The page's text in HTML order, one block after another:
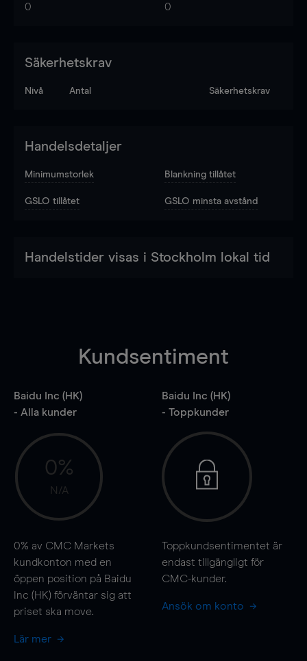
0 0
Säkerhetskrav
Nivå Antal Säkerhetskrav
Handelsdetaljer
Minimumstorlek Blankning tillåtet
GSLO tillåtet GSLO minsta avstånd
Handelstider visas i Stockholm lokal tid
Kundsentiment
Baidu Inc (HK)
- Alla kunder
0%
N/A
0% av CMC Markets
kundkonton med en
öppen position på Baidu
Inc (HK) förväntar sig att
priset ska move.
Lär mer
Baidu Inc (HK)
- Toppkunder
Toppkundsentimentet är
endast tillgängligt för
CMC-kunder.
Ansök om konto